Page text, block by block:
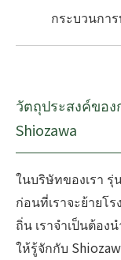
กระบวนกา
วัตถุประสงค์ของ
Shiozawa
ในบริษัทของเรา รุ่
ก่อนที่เราจะย้ายโ
ถิ่น เราจำเป็นต้อง
ให้รู้จักกับ